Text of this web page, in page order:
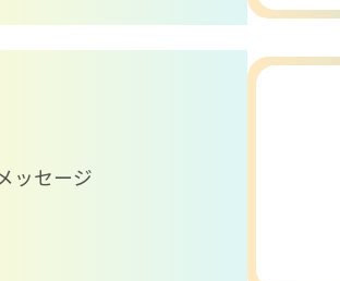
ッセージ